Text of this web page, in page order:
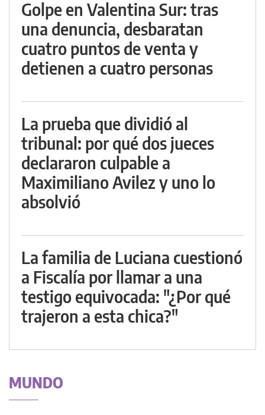
Golpe en Valentina Sur: tras
una denuncia, desbaratan
cuatro puntos de venta y
detienen a cuatro personas
La prueba que dividió al
tribunal: por qué dos jueces
declararon culpable a
Maximiliano Avilez y uno lo
absolvió
La familia de Luciana cuestionó
a Fiscalía por llamar a una
testigo equivocada: "¿Por qué
trajeron a esta chica?"
MUNDO